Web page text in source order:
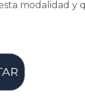
modalidad y